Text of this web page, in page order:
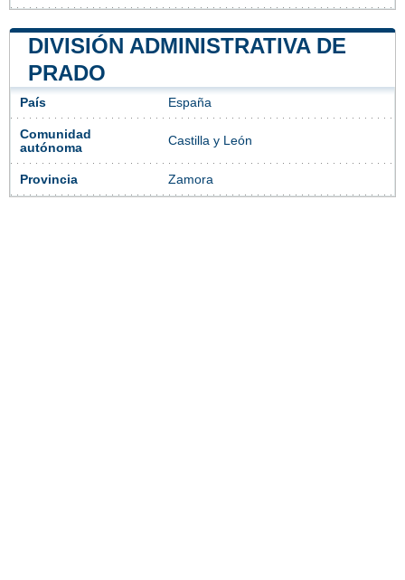
DIVISIÓN ADMINISTRATIVA DE
PRADO
País España
Comunidad
autónoma
Castilla y León
Provincia Zamora